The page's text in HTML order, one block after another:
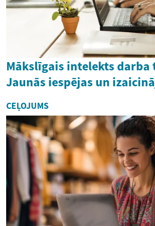
Mākslīgais intelekts darba
Jaunās iespējas un
CEĻOJUMS